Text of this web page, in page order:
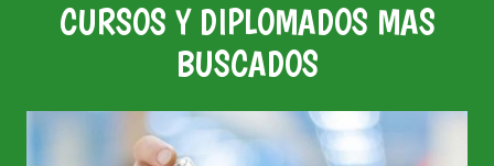
CURSOS Y DIPLOMADOS MAS
BUSCADOS